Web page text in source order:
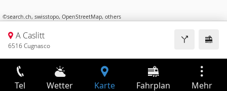
©search.ch, swisstopo, OpenStreetMap, others
A Caslitt
6516 Cugnasco
Tel Wetter Karte Fahrplan Mehr